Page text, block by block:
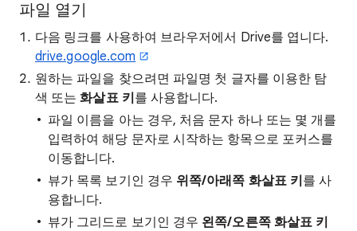
파일 열기
다음 링크를 사용하여 브라우저에서 Drive를 엽니다.
drive.google.com
원하는 파일을 찾으려면 파일명 첫 글자를 이용한 탐
색 또는화살표 키를 사용합니다.
파일 이름을 아는 경우, 처음 문자 하나 또는 몇 개를
입력하여 해당 문자로 시작하는 항목으로 포커스를
이동합니다.
뷰가 목록 보기인 경우 위쪽/아래쪽 화살표 키를 사
용합니다.
뷰가 그리드로 보기인 경우 왼쪽/오른쪽 화살표 키